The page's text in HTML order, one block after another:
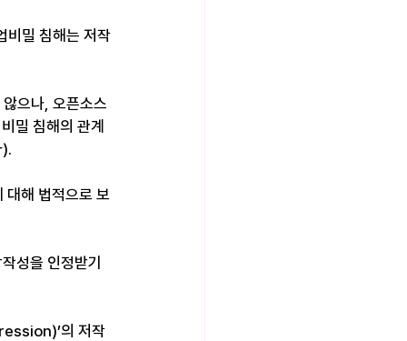
비밀 침해는 저작
으나, 오픈소스
밀 침해의 관계
대해 법적으로 보
성을 인정받기
의 저작